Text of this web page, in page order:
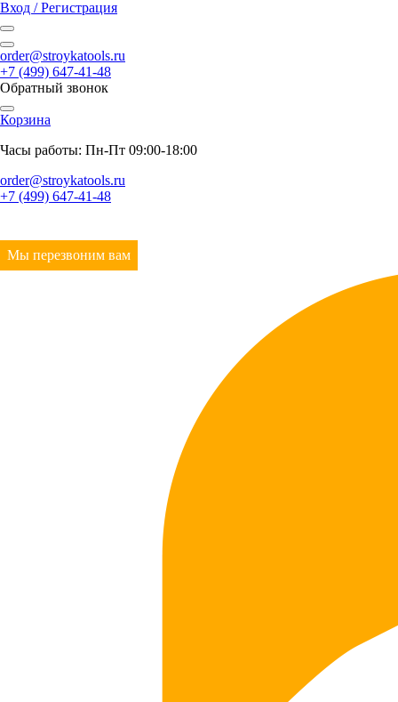
Вход / Регистрация
order@stroykatools.ru
+7 (499) 647-41-48
Обратный звонок
Корзина
Часы работы: Пн-Пт 09:00-18:00
order@stroykatools.ru
+7 (499) 647-41-48
Мы перезвоним вам